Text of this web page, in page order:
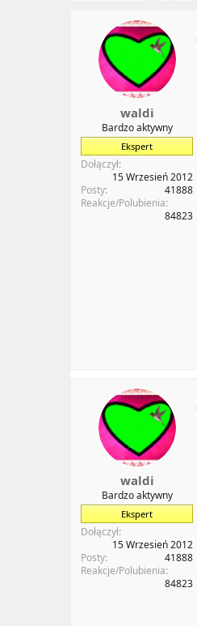
c
z
y
waldi
Bardzo aktywny
Ekspert
Dołączył
15 Wrzesień 2012
Posty
41888
Reakcje/Polubienia
84823
waldi
Bardzo aktywny
Ekspert
Dołączył
15 Wrzesień 2012
Posty
41888
Reakcje/Polubienia
84823